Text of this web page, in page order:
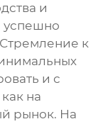
и
успешно
к
и с
на
рынок. На